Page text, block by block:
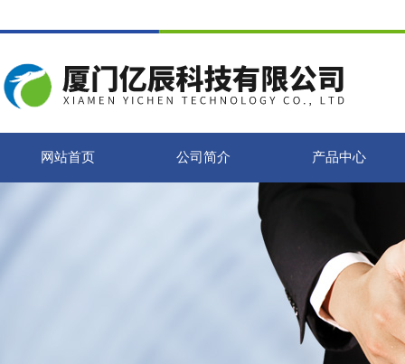
网站首页 公司简介 产品中心